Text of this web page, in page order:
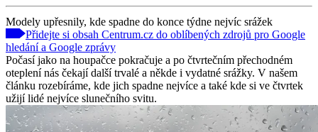
Modely upřesnily, kde spadne do konce týdne nejvíc srážek
Přidejte si obsah Centrum.cz do oblíbených zdrojů pro Google
hledání a Google zprávy
Počasí jako na houpačce pokračuje a po čtvrtečním přechodném
oteplení nás čekají další trvalé a někde i vydatné srážky. V našem
článku rozebíráme, kde jich spadne nejvíce a také kde si ve čtvrtek
užijí lidé nejvíce slunečního svitu.